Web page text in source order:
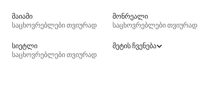
მაიამი
საცხოვრებლები თვიურად
მონრეალი
საცხოვრებლები თვიურად
სიეტლი
საცხოვრებლები თვიურად
მეტის ჩვენება